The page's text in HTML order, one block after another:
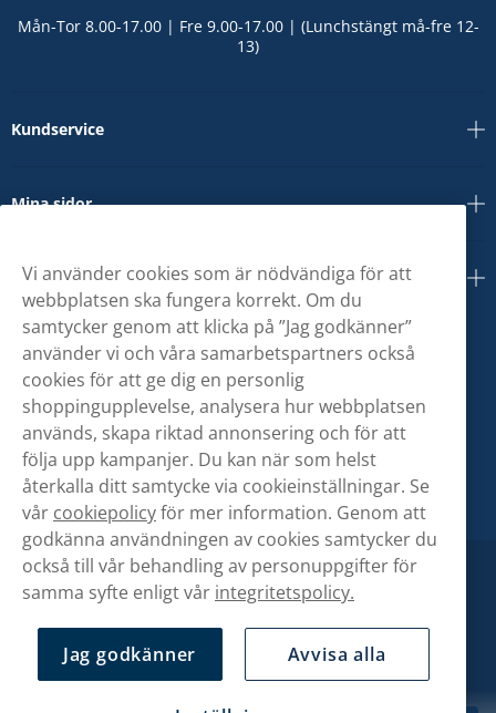
Mån-Tor 8.00-17.00 | Fre 9.00-17.00 | (Lunchstängt må-fre 12-
13)
Kundservice
Mina sidor
Om oss
Vi använder cookies som är nödvändiga för att
webbplatsen ska fungera korrekt. Om du
samtycker genom att klicka på ”Jag godkänner”
använder vi och våra samarbetspartners också
cookies för att ge dig en personlig
shoppingupplevelse, analysera hur webbplatsen
används, skapa riktad annonsering och för att
följa upp kampanjer. Du kan när som helst
återkalla ditt samtycke via cookieinställningar. Se
vår cookiepolicyför mer information. Genom att
godkänna användningen av cookies samtycker du
också till vår behandling av personuppgifter för
samma syfte enligt vår integritetspolicy.
Jag godkänner Avvisa alla